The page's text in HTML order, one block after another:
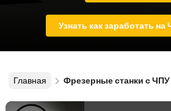
Узнать как заработать на
Главная Фрезерные станки с ЧПУ